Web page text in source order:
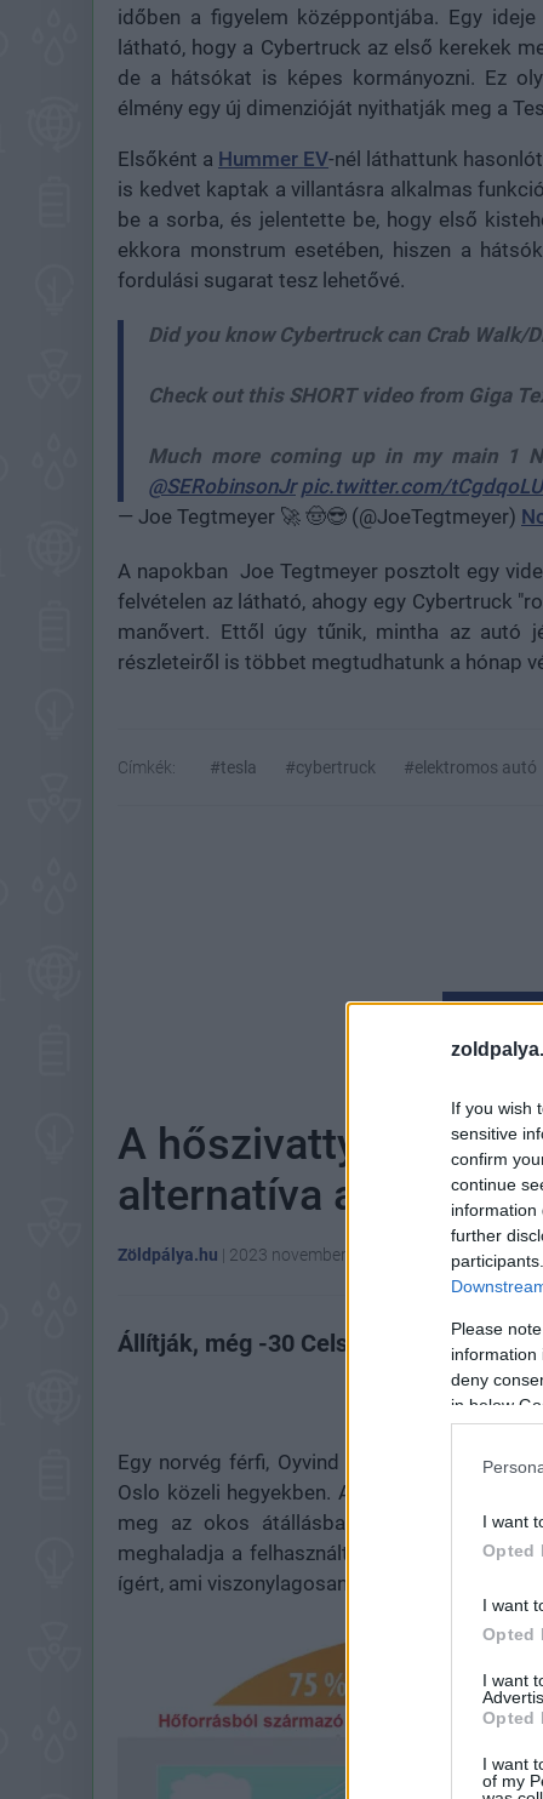
If you wish
sensitive
confirm
continue
information
further
Please
information
deny
in below
I want
Opted
I want
Opted
I want
Opted
I want
of my
időben a figyelem középpontjába. Egy
látható, hogy a Cybertruck az első kerekek
de a hátsókat is képes kormányozni. Ez
élmény egy új dimenzióját nyithatják meg a
Elsőként a Hummer EV-nél láthattunk
is kedvet kaptak a villantásra alkalmas
be a sorba, és jelentette be, hogy első
ekkora monstrum esetében, hiszen a
fordulási sugarat tesz lehetővé.
Did you know Cybertruck can Crab Walk/
Check out this SHORT video from Giga
Much more coming up in my main 1
@SERobinsonJr pic.twitter.com/
— Joe Tegtmeyer 🚀 🤠😎 (@JoeTegtmeyer)
A napokban Joe Tegtmeyer posztolt egy
felvételen az látható, ahogy egy Cybertruck
manővert. Ettől úgy tűnik, mintha az autó
részleteiről is többet megtudhatunk a hónap
Címkék: #tesla #cybertruck #elektromos autó
A hőszivattyú az
alternatíva a
Zöldpálya.hu | 2023 november 2. 13:23
Állítják, még -30 Celsius fokban is
Egy norvég férfi, Oyvind Solsta
Oslo közeli hegyekben. Az 56 éves
meg az okos átállásban rejlő haszonról.
meghaladja a felhasznált villamos energia
ígért, ami viszonylagosan gyors megtérülést